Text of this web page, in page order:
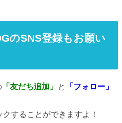
のSNS登録もお願い
「友だち追加」 と
「フォロー」
することができますよ！